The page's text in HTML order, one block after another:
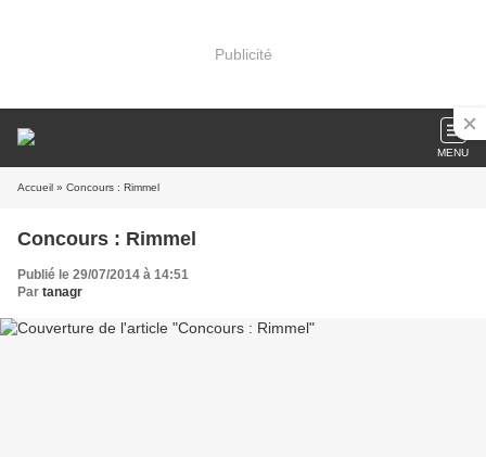
Publicité
MENU
Accueil » Concours : Rimmel
Concours : Rimmel
Publié le 29/07/2014 à 14:51
Par tanagr